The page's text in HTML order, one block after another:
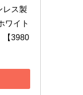
レス製
ワイト
【3980